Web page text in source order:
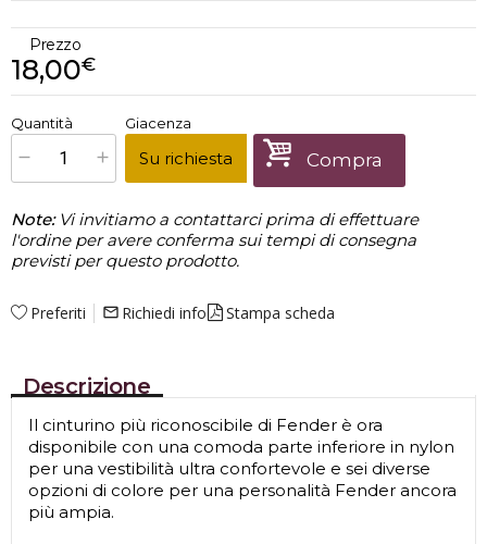
Prezzo
€
18,00
x1 Prezzo finale:€18,00
Quantità Giacenza
Su richiesta Compra
Note: Vi invitiamo a contattarci prima di effettuare
l'ordine per avere conferma sui tempi di consegna
previsti per questo prodotto.
Preferiti mail_outline Richiedi info Stampa scheda
Descrizione
Il cinturino più riconoscibile di Fender è ora
disponibile con una comoda parte inferiore in nylon
per una vestibilità ultra confortevole e sei diverse
opzioni di colore per una personalità Fender ancora
più ampia.